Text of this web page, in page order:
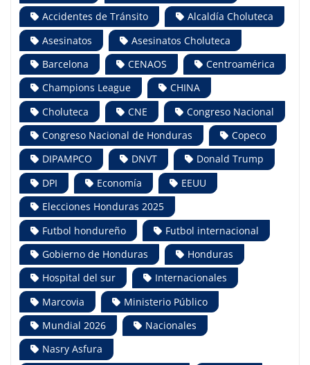
Accidentes de Tránsito
Alcaldía Choluteca
Asesinatos
Asesinatos Choluteca
Barcelona
CENAOS
Centroamérica
Champions League
CHINA
Choluteca
CNE
Congreso Nacional
Congreso Nacional de Honduras
Copeco
DIPAMPCO
DNVT
Donald Trump
DPI
Economía
EEUU
Elecciones Honduras 2025
Futbol hondureño
Futbol internacional
Gobierno de Honduras
Honduras
Hospital del sur
Internacionales
Marcovia
Ministerio Público
Mundial 2026
Nacionales
Nasry Asfura